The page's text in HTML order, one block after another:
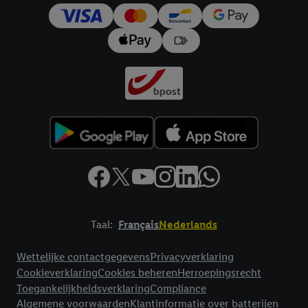
Taal: FrançaisNederlands
Wettelijke contactgegevensPrivacyverklaring
CookieverklaringCookies beherenHerroepingsrecht
ToegankelijkheidsverklaringCompliance
Algemene voorwaardenKlantinformatie over batterijen
trekken, vindt u in onzeprivacyverklaring.Je vindt het
impressum hier.